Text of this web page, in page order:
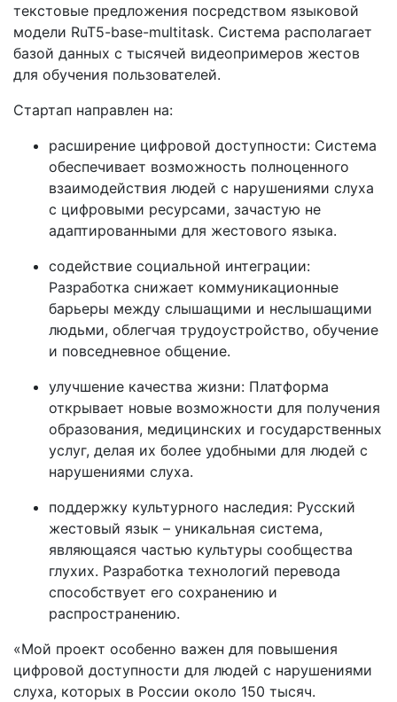
текстовые предложения посредством языковой
модели RuT5-base-multitask. Система располагает
базой данных с тысячей видеопримеров жестов
для обучения пользователей.
Стартап направлен на:
расширение цифровой доступности: Система
обеспечивает возможность полноценного
взаимодействия людей с нарушениями слуха
с цифровыми ресурсами, зачастую не
адаптированными для жестового языка.
содействие социальной интеграции:
Разработка снижает коммуникационные
барьеры между слышащими и неслышащими
людьми, облегчая трудоустройство, обучение
и повседневное общение.
улучшение качества жизни: Платформа
открывает новые возможности для получения
образования, медицинских и государственных
услуг, делая их более удобными для людей с
нарушениями слуха.
поддержку культурного наследия: Русский
жестовый язык – уникальная система,
являющаяся частью культуры сообщества
глухих. Разработка технологий перевода
способствует его сохранению и
распространению.
«Мой проект особенно важен для повышения
цифровой доступности для людей с нарушениями
слуха, которых в России около 150 тысяч.